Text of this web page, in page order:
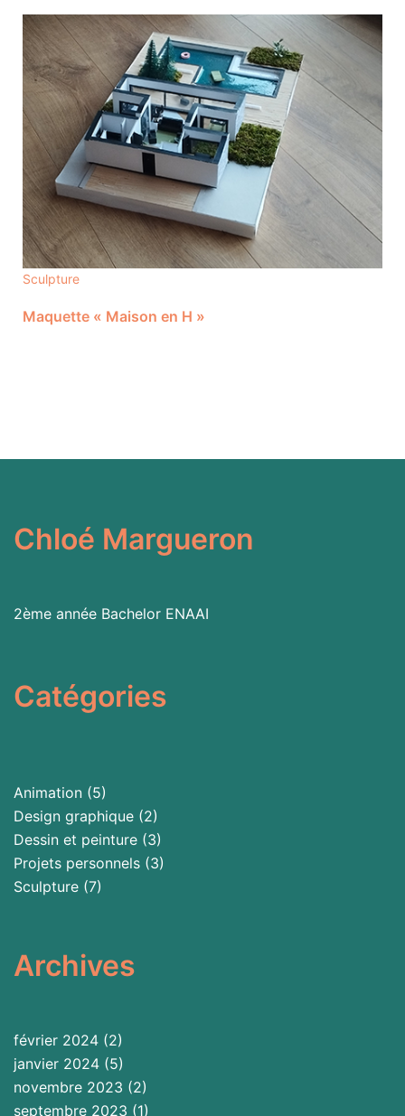
Sculpture
Maquette « Maison en H »
Chloé Margueron
2ème année Bachelor ENAAI
Catégories
Animation (5)
Design graphique (2)
Dessin et peinture (3)
Projets personnels (3)
Sculpture (7)
Archives
février 2024 (2)
janvier 2024 (5)
novembre 2023 (2)
septembre 2023 (1)